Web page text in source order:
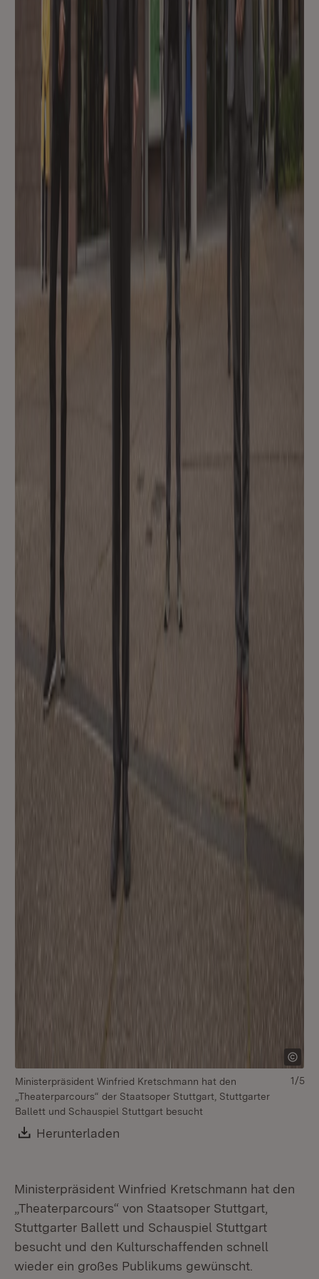
Ministerpräsident Winfried Kretschmann hat den
„Theater­parcours“ der Staatsoper Stuttgart, Stuttgarter
Ballett und Schauspiel Stuttgart besucht
Download:
Herunterladen
1/5
Ministerpräsident Winfried Kretschmann hat den
„Theaterparcours“ von Staatsoper Stuttgart,
Stuttgarter Ballett und Schauspiel Stuttgart
besucht und den Kulturschaffenden schnell
wieder ein großes Publikums gewünscht.